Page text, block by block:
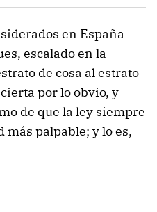
en España
escalado en la
de cosa al estrato
por lo obvio, y
de que la ley siempre
más palpable; y lo es,